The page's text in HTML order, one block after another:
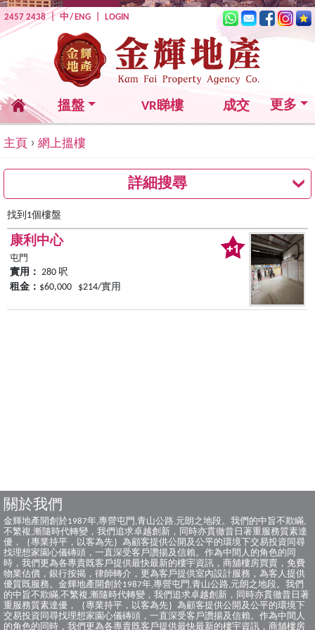
2457 2438|中/ ENG LOGIN
搵盤 VR睇樓 成交 更多
主頁 › 網上搵樓
詳細搜尋
找到1個樓盤
康利中心
屯門
實用： 280 呎
租金： $60,000 $214/實用
關於我們
金輝地產開創於1987年,專營屯門,青山公路,元朗之地段。我們的中旨不欺瞞,
不繁複,漸隨時代轉變，我們追求卓越創新，同時亦貫徹昔日著重服務質素達
優，｛專業持平，以客為先｝為顧客提供公開及公平的環境下交易投資同尋
找理想家園心儀磚頭，一直深受客戶讚揚及信賴。作為中間人的角色的同
時，我們更為各專貴既客戶提供最快最新的樓宇資訊，商舖樓房買賣，免費
物業估價，銀行按揭，律師轉介，更為客戶提供室內設計服務，為客人提供
優質既服務。金輝地產開創於1987年,專營屯門,青山公路,元朗之地段。我們
的中旨不欺瞞,不繁複,漸隨時代轉變，我們追求卓越創新，同時亦貫徹昔日著
重服務質素達優，｛專業持平，以客為先｝為顧客提供公開及公平的環境下
交易投資同尋找理想家園心儀磚頭，一直深受客戶讚揚及信賴。作為中間人
的角色的同時，我們更為各專貴既客戶提供最快最新的樓宇資訊，商舖樓房